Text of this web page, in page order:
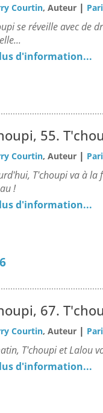
Courtin, Auteur |
se réveille avec de
d'information...
55.
Courtin, Auteur |
T'choupi va à
!
d'information...
67.
Courtin, Auteur |
T'choupi et Lalou
d'information...